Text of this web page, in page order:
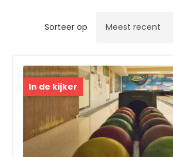
Sorteer op
In de kijker